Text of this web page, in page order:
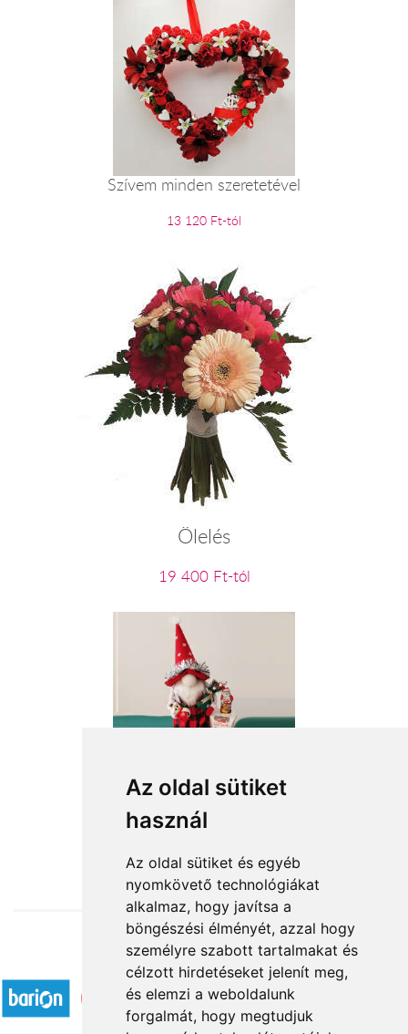
Az oldal sütiket
használ
Az oldal sütiket és egyéb
nyomkövető technológiákat
alkalmaz, hogy javítsa a
böngészési élményét, azzal hogy
személyre szabott tartalmakat és
célzott hirdetéseket jelenít meg,
és elemzi a weboldalunk
forgalmát, hogy megtudjuk
Szívem minden szeretetével
13 120 Ft-tól
Ölelés
19 400 Ft-tól
Ülő karácsonyi manófiú
Elfogadott fizetési módok